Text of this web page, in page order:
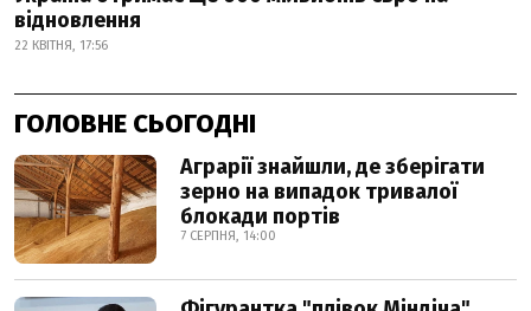
відновлення
22 КВІТНЯ, 17:56
ГОЛОВНЕ СЬОГОДНІ
Аграрії знайшли, де зберігати
зерно на випадок тривалої
блокади портів
7 СЕРПНЯ, 14:00